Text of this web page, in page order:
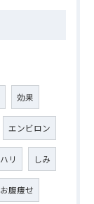
効果
エンビロン
ハリ しみ
お腹痩せ